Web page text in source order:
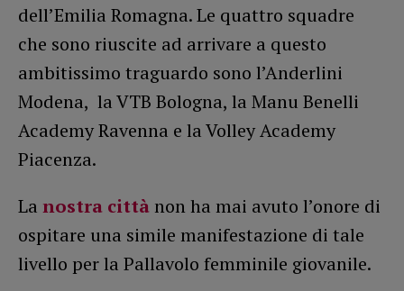
dell’Emilia Romagna. Le quattro squadre
che sono riuscite ad arrivare a questo
ambitissimo traguardo sono l’Anderlini
Modena, la VTB Bologna, la Manu Benelli
Academy Ravenna e la Volley Academy
Piacenza.
La nostra città non ha mai avuto l’onore di
ospitare una simile manifestazione di tale
livello per la Pallavolo femminile giovanile.